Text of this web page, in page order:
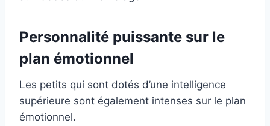
Personnalité puissante sur le
plan émotionnel
Les petits qui sont dotés d’une intelligence
supérieure sont également intenses sur le plan
émotionnel.